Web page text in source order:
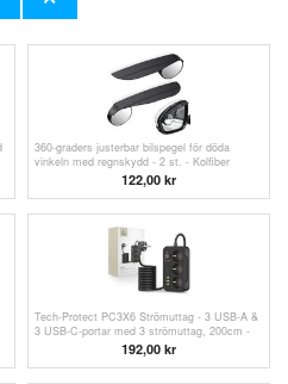
360-graders justerbar bilspegel för döda
vinkeln med regnskydd - 2 st. - Kolfiber
122,00 kr
Tech-Protect PC3X6 Strömuttag - 3 USB-A &
3 USB-C-portar med 3 strömuttag, 200cm -
192,00 kr